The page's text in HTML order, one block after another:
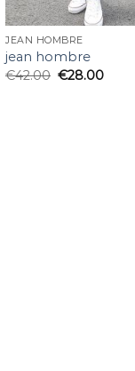
JEAN HOMBRE
jean hombre
€42.00 €28.00